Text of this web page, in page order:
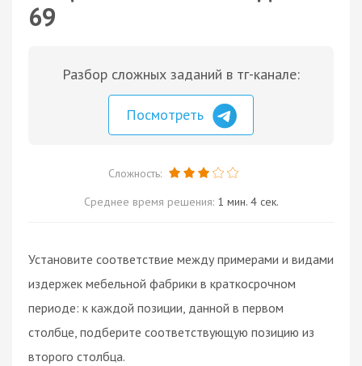
69
Разбор сложных заданий в тг-канале:
Посмотреть
Сложность:
Среднее время решения: 1 мин. 4 сек.
Установите соответствие между примерами и видами
издержек мебельной фабрики в краткосрочном
периоде: к каждой позиции, данной в первом
столбце, подберите соответствующую позицию из
второго столбца.